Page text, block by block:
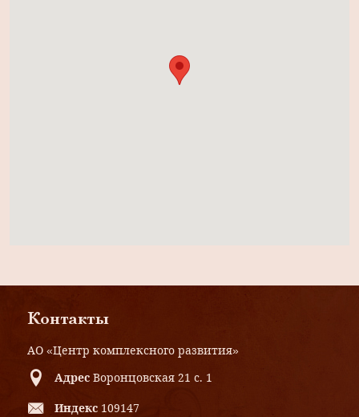
Контакты
АО «Центр комплексного развития»
Адрес Воронцовская 21 с. 1
Индекс 109147